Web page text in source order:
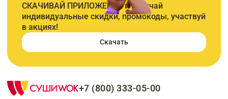
СКАЧИВАЙ ПРИЛОЖЕНИЕ и получай
индивидуальные скидки, промокоды, участвуй
в акциях!
Скачать
+7 (800) 333-05-00